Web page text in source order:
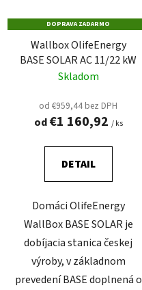
DOPRAVA ZADARMO
Wallbox OlifeEnergy
BASE SOLAR AC 11/22 kW
Skladom
od €959,44 bez DPH
od€1 160,92 / ks
DETAIL
Domáci OlifeEnergy
WallBox BASE SOLAR je
dobíjacia stanica českej
výroby, v základnom
prevedení BASE doplnená o